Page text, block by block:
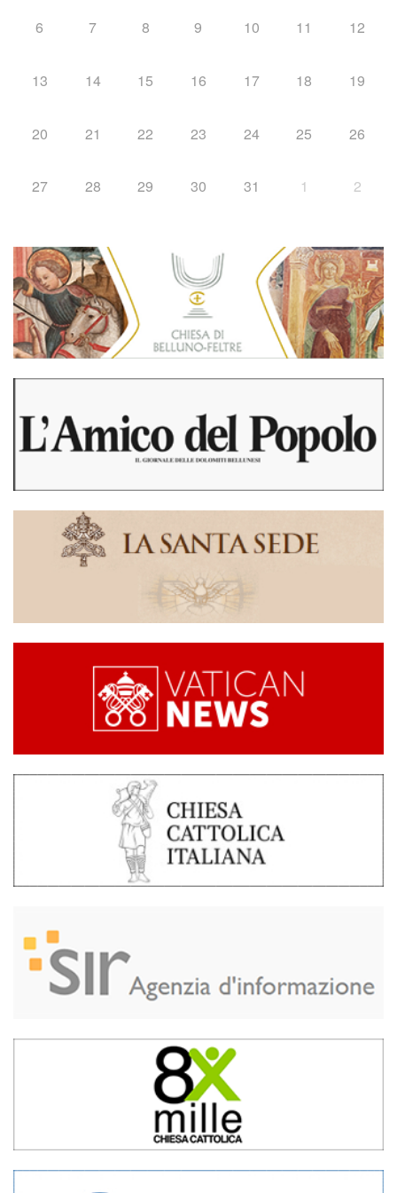
6 7 8 9 10 11 12
13 14 15 16 17 18 19
20 21 22 23 24 25 26
27 28 29 30 31 1 2